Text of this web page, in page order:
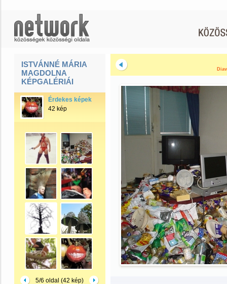
ISTVÁNNÉ MÁRIA
MAGDOLNA
KÉPGALÉRIÁI
Érdekes képek
42 kép
5/6 oldal (42 kép)